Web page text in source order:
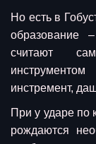
Но есть в
образование
считают
инстремент,
При у ударе по
рождаются